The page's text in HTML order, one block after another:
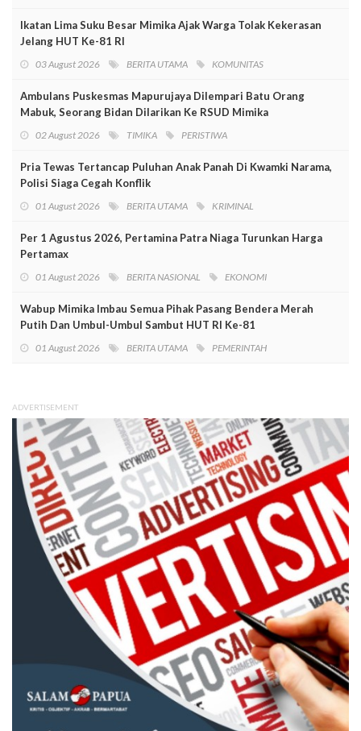
Ikatan Lima Suku Besar Mimika Ajak Warga Tolak Kekerasan
Jelang HUT Ke-81 RI
03 August 2026 BERITA UTAMA KOMUNITAS
Ambulans Puskesmas Mapurujaya Dilempari Batu Orang
Mabuk, Seorang Bidan Dilarikan Ke RSUD Mimika
02 August 2026 TIMIKA PERISTIWA
Pria Tewas Tertancap Puluhan Anak Panah Di Kwamki Narama,
Polisi Siaga Cegah Konflik
01 August 2026 BERITA UTAMA KRIMINAL
Per 1 Agustus 2026, Pertamina Patra Niaga Turunkan Harga
Pertamax
01 August 2026 BERITA NASIONAL EKONOMI
Wabup Mimika Imbau Semua Pihak Pasang Bendera Merah
Putih Dan Umbul-Umbul Sambut HUT RI Ke-81
01 August 2026 BERITA UTAMA PEMERINTAH
ADVERTISEMENT